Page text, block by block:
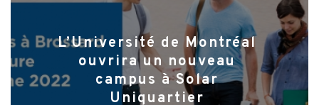
L’Université de Montréal
ouvrira un nouveau
campus à Solar
Uniquartier